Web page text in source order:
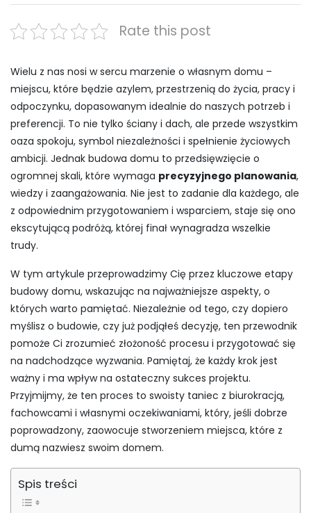
2026
Rate this post
Wielu z nas nosi w sercu marzenie o własnym domu –
miejscu, które będzie azylem, przestrzenią do życia, pracy i
odpoczynku, dopasowanym idealnie do naszych potrzeb i
preferencji. To nie tylko ściany i dach, ale przede wszystkim
oaza spokoju, symbol niezależności i spełnienie życiowych
ambicji. Jednak budowa domu to przedsięwzięcie o
ogromnej skali, które wymaga precyzyjnego planowania,
wiedzy i zaangażowania. Nie jest to zadanie dla każdego, ale
z odpowiednim przygotowaniem i wsparciem, staje się ono
ekscytującą podróżą, której finał wynagradza wszelkie
trudy.
W tym artykule przeprowadzimy Cię przez kluczowe etapy
budowy domu, wskazując na najważniejsze aspekty, o
których warto pamiętać. Niezależnie od tego, czy dopiero
myślisz o budowie, czy już podjąłeś decyzję, ten przewodnik
pomoże Ci zrozumieć złożoność procesu i przygotować się
na nadchodzące wyzwania. Pamiętaj, że każdy krok jest
ważny i ma wpływ na ostateczny sukces projektu.
Przyjmijmy, że ten proces to swoisty taniec z biurokracją,
fachowcami i własnymi oczekiwaniami, który, jeśli dobrze
poprowadzony, zaowocuje stworzeniem miejsca, które z
dumą nazwiesz swoim domem.
Spis treści